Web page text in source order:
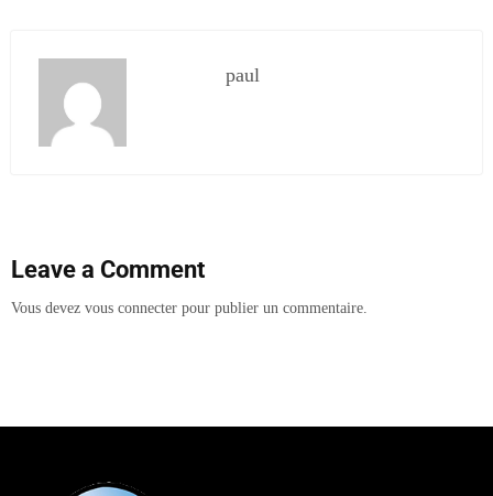
paul
Leave a Comment
Vous devez vous connecter pour publier un commentaire.